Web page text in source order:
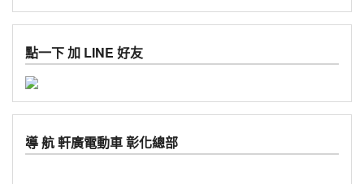
點一下 加 LINE 好友
導 航 軒廣電動車 彰化總部